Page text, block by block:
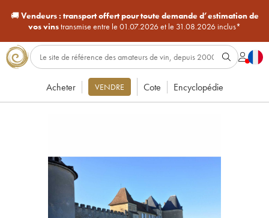
🚚Vendeurs : transport offert pour toute demande d’estimation de
vos vinstransmise entre le 01.07.2026 et le 31.08.2026 inclus*
Acheter VENDRE Cote Encyclopédie